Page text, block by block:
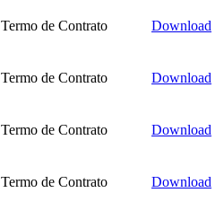
Termo de Contrato Download
Termo de Contrato Download
Termo de Contrato Download
Termo de Contrato Download